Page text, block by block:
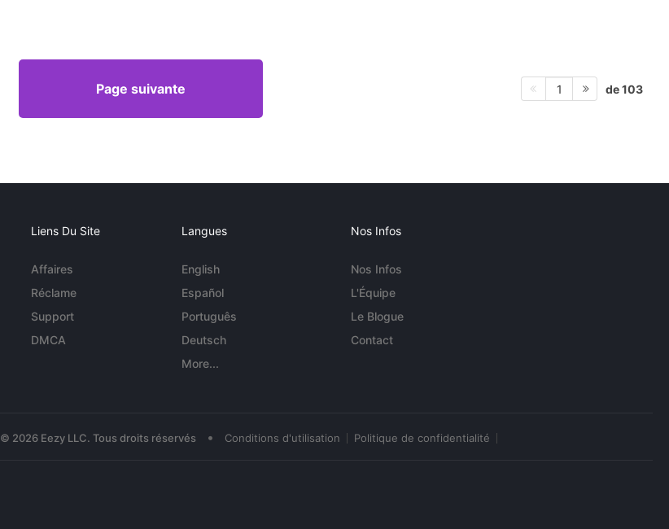
Page suivante 1 de 103
Liens Du Site
Affaires
Réclame
Support
DMCA
Langues
English
Español
Português
Deutsch
More...
Nos Infos
Nos Infos
L'Équipe
Le Blogue
Contact
© 2026 Eezy LLC. Tous droits réservés • Conditions d'utilisation Politique de confidentialité